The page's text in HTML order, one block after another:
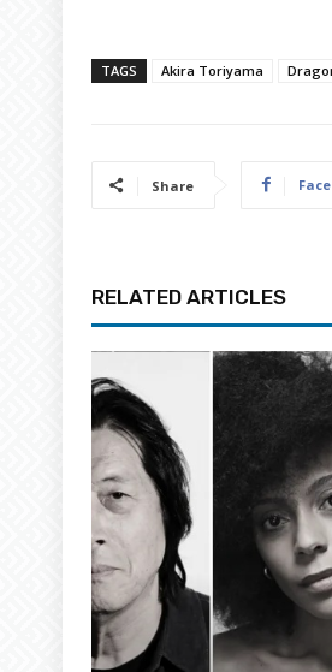
TAGS Akira Toriyama
Share
RELATED ARTICLES